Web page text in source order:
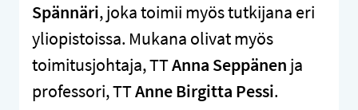
Spännäri, joka toimii myös tutkijana eri
yliopistoissa. Mukana olivat myös
toimitusjohtaja, TTAnna Seppänen ja
professori, TTAnneBirgitta Pessi.